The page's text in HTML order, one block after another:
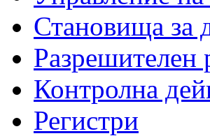
Становища за
Контролна
Регистри